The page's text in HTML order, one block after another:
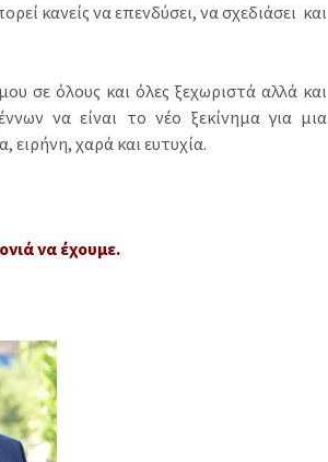
κανείς να επενδύσει, να σχεδιάσει και
σε όλους και όλες ξεχωριστά αλλά και
να είναι το νέο ξεκίνημα για μια
ειρήνη, χαρά και ευτυχία.
να έχουμε.